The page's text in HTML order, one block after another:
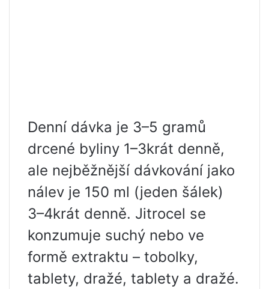
Denní dávka je 3–5 gramů
drcené byliny 1–3krát denně,
ale nejběžnější dávkování jako
nálev je 150 ml (jeden šálek)
3–4krát denně. Jitrocel se
konzumuje suchý nebo ve
formě extraktu – tobolky,
tablety, dražé, tablety a dražé.